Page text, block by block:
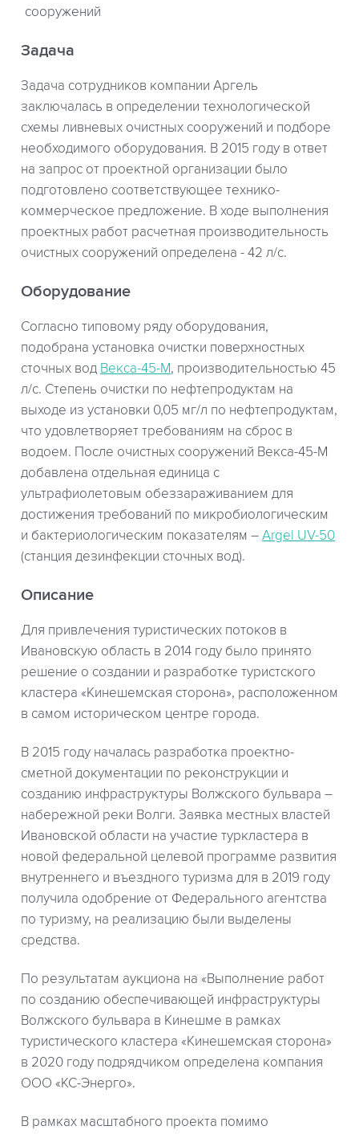
сооружений
Задача
Задача сотрудников компании Аргель
заключалась в определении технологической
схемы ливневых очистных сооружений и подборе
необходимого оборудования. В 2015 году в ответ
на запрос от проектной организации было
подготовлено соответствующее технико-
коммерческое предложение. В ходе выполнения
проектных работ расчетная производительность
очистных сооружений определена - 42 л/с.
Оборудование
Согласно типовому ряду оборудования,
подобрана установка очистки поверхностных
сточных вод Векса-45-М, производительностью 45
л/с. Степень очистки по нефтепродуктам на
выходе из установки 0,05 мг/л по нефтепродуктам,
что удовлетворяет требованиям на сброс в
водоем. После очистных сооружений Векса-45-М
добавлена отдельная единица с
ультрафиолетовым обеззараживанием для
достижения требований по микробиологическим
и бактериологическим показателям – Argel UV-50
(станция дезинфекции сточных вод).
Описание
Для привлечения туристических потоков в
Ивановскую область в 2014 году было принято
решение о создании и разработке туристского
кластера «Кинешемская сторона», расположенном
в самом историческом центре города.
В 2015 году началась разработка проектно-
сметной документации по реконструкции и
созданию инфраструктуры Волжского бульвара –
набережной реки Волги. Заявка местных властей
Ивановской области на участие туркластера в
новой федеральной целевой программе развития
внутреннего и въездного туризма для в 2019 году
получила одобрение от Федерального агентства
по туризму, на реализацию были выделены
средства.
По результатам аукциона на «Выполнение работ
по созданию обеспечивающей инфраструктуры
Волжского бульвара в Кинешме в рамках
туристического кластера «Кинешемская сторона»
в 2020 году подрядчиком определена компания
ООО «КС-Энерго».
В рамках масштабного проекта помимо